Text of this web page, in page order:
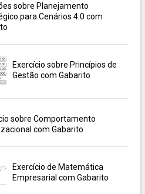
sobre Planejamento
para Cenários 4.0 com
Exercício sobre Princípios de
Gestão com Gabarito
sobre Comportamento
com Gabarito
Exercício de Matemática
Empresarial com Gabarito